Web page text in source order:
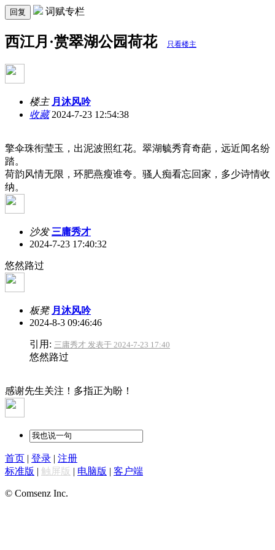
回复 词赋专栏
西江月·赏翠湖公园荷花 只看楼主
楼主 月沐风吟
收藏2024-7-23 12:54:38
擎伞珠衔莹玉，出泥波照红花。翠湖毓秀育奇葩，远近闻名纷
踏。
荷韵风情无限，环肥燕瘦谁夸。骚人痴看忘回家，多少诗情收
纳。
沙发 三庸秀才
2024-7-23 17:40:32
悠然路过
板凳 月沐风吟
2024-8-3 09:46:46
引用: 三庸秀才 发表于 2024-7-23 17:40
悠然路过
感谢先生关注！多指正为盼！
首页 | 登录 | 注册
标准版 | 触屏版 | 电脑版 | 客户端
© Comsenz Inc.